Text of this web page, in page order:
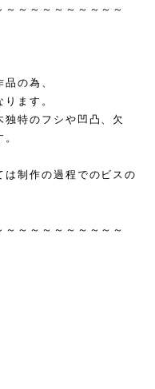
～～～～～～～～～
の為、
ます。
特のフシや凹凸、欠
は制作の過程でのビスの
～～～～～～～～～